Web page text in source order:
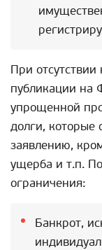
При
публикации на
упрощенной
долги, которые
заявлению,
ущерба и т.п.
ограничения:
Банкрот,